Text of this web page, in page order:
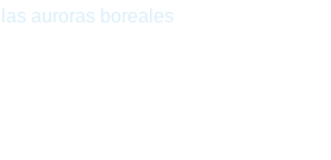
auroras boreales